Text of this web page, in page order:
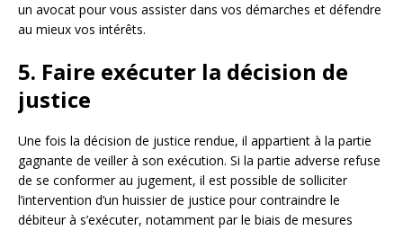
un avocat pour vous assister dans vos démarches et défendre
au mieux vos intérêts.
5. Faire exécuter la décision de
justice
Une fois la décision de justice rendue, il appartient à la partie
gagnante de veiller à son exécution. Si la partie adverse refuse
de se conformer au jugement, il est possible de solliciter
l’intervention d’un huissier de justice pour contraindre le
débiteur à s’exécuter, notamment par le biais de mesures